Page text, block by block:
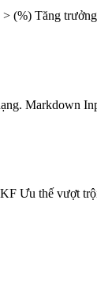
(%) Tăng
Markdown
thế vượt